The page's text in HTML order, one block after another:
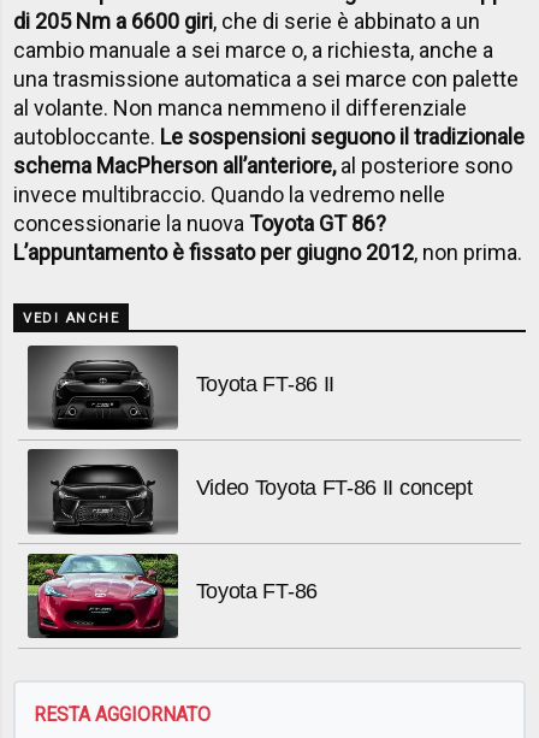
di 205 Nm a 6600 giri, che di serie è abbinato a un
cambio manuale a sei marce o, a richiesta, anche a
una trasmissione automatica a sei marce con palette
al volante. Non manca nemmeno il differenziale
autobloccante. Le sospensioni seguono il tradizionale
schema MacPherson all’anteriore,al posteriore sono
invece multibraccio. Quando la vedremo nelle
concessionarie la nuovaToyota GT 86?
L’appuntamento è fissato per giugno 2012, non prima.
VEDI ANCHE
Toyota FT-86 II
Video Toyota FT-86 II concept
Toyota FT-86
RESTA AGGIORNATO